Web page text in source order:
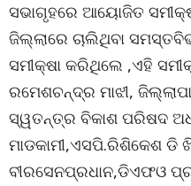
ସଭାଗୃହରେ ଆୟୋଜିତ
ଜିଲ୍ଲାରେ ଚାଲିଥିବା
ସମୀକ୍ଷା କରିଥିଲେ ,ଏହି
ରମେଶଚନ୍ଦ୍ର ମାଝୀ,
ସ୍ୱତନ୍ତ୍ର ବିକାଶ ପରିଷଦ
ମାଡକାମୀ,ଏସପି.ରିଶିକେଶ ଡି
ବୀରସେନପ୍ରଧାନ,ଡିଏଫଓ